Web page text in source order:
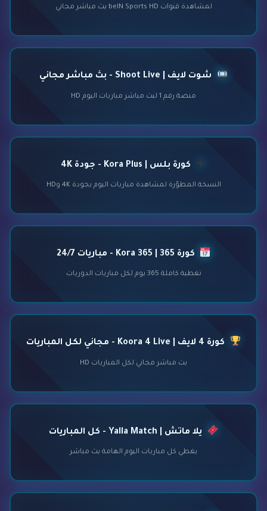
لمشاهدة قنوات beIN Sports HD بث مباشر مجاني
شوت لايف | Shoot Live - بث مباشر مجاني
منصة رقم 1 لبث مباشر مباريات اليوم HD
كورة بلس | Kora Plus - جودة 4K
النسخة المطوّرة لمشاهدة مباريات اليوم بجودة 4K وHD
كورة 365 | Kora 365 - مباريات 24/7
تغطية كاملة 365 يوم لكل مباريات الدوريات
كورة 4 لايف | Koora 4 Live - مجاني لكل المباريات
بث مباشر مجاني لكل المباريات HD
يلا ماتش | Yalla Match - كل المباريات
يغطي كل مباريات اليوم الهامة بث مباشر